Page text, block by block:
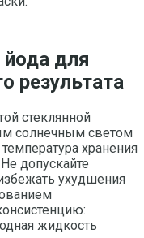
йода для
результата
стеклянной
солнечным светом
хранения
допускайте
ухудшения
жидкость